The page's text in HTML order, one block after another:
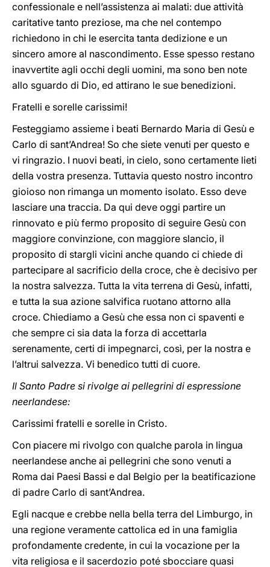
confessionale e nell’assistenza ai malati: due attività
caritative tanto preziose, ma che nel contempo
richiedono in chi le esercita tanta dedizione e un
sincero amore al nascondimento. Esse spesso restano
inavvertite agli occhi degli uomini, ma sono ben note
allo sguardo di Dio, ed attirano le sue benedizioni.
Fratelli e sorelle carissimi!
Festeggiamo assieme i beati Bernardo Maria di Gesù e
Carlo di sant’Andrea! So che siete venuti per questo e
vi ringrazio. I nuovi beati, in cielo, sono certamente lieti
della vostra presenza. Tuttavia questo nostro incontro
gioioso non rimanga un momento isolato. Esso deve
lasciare una traccia. Da qui deve oggi partire un
rinnovato e più fermo proposito di seguire Gesù con
maggiore convinzione, con maggiore slancio, il
proposito di stargli vicini anche quando ci chiede di
partecipare al sacrificio della croce, che è decisivo per
la nostra salvezza. Tutta la vita terrena di Gesù, infatti,
e tutta la sua azione salvifica ruotano attorno alla
croce. Chiediamo a Gesù che essa non ci spaventi e
che sempre ci sia data la forza di accettarla
serenamente, certi di impegnarci, così, per la nostra e
l’altrui salvezza. Vi benedico tutti di cuore.
Il Santo Padre si rivolge ai pellegrini di espressione
neerlandese:
Carissimi fratelli e sorelle in Cristo.
Con piacere mi rivolgo con qualche parola in lingua
neerlandese anche ai pellegrini che sono venuti a
Roma dai Paesi Bassi e dal Belgio per la beatificazione
di padre Carlo di sant’Andrea.
Egli nacque e crebbe nella bella terra del Limburgo, in
una regione veramente cattolica ed in una famiglia
profondamente credente, in cui la vocazione per la
vita religiosa e il sacerdozio poté sbocciare quasi